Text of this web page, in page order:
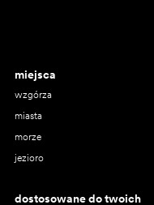
miejsca
wzgórza
miasta
morze
jezioro
dostosowane do twoich